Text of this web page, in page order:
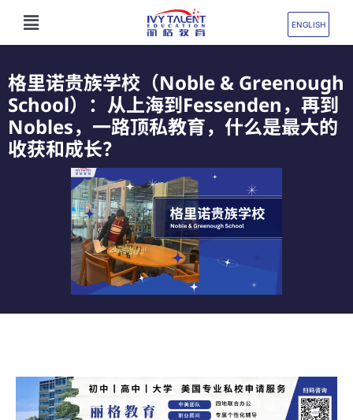
内
Flyout
Menu
ENGLISH
格里诺贵族学校（Noble & Greenough
School）：从上海到Fessenden，再到
Nobles，一路顶私教育，什么是最大的
收获和成长？